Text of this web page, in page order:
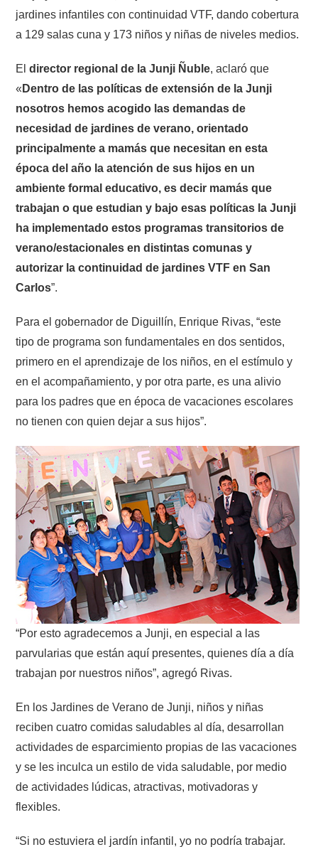
jardines infantiles con continuidad VTF, dando cobertura
a 129 salas cuna y 173 niños y niñas de niveles medios.
Eldirector regional de la Junji Ñuble, aclaró que
« Dentro de las políticas de extensión de la Junji
nosotros hemos acogido las demandas de
necesidad de jardines de verano, orientado
principalmente a mamás que necesitan en esta
época del año la atención de sus hijos en un
ambiente formal educativo, es decir mamás que
trabajan o que estudian y bajo esas políticas la Junji
ha implementado estos programas transitorios de
verano/estacionales en distintas comunas y
autorizar la continuidad de jardines VTF en San
Carlos”.
Para el gobernador de Diguillín, Enrique Rivas, “este
tipo de programa son fundamentales en dos sentidos,
primero en el aprendizaje de los niños, en el estímulo y
en el acompañamiento, y por otra parte, es una alivio
para los padres que en época de vacaciones escolares
no tienen con quien dejar a sus hijos”.
“Por esto agradecemos a Junji, en especial a las
parvularias que están aquí presentes, quienes día a día
trabajan por nuestros niños”, agregó Rivas.
En los Jardines de Verano de Junji, niños y niñas
reciben cuatro comidas saludables al día, desarrollan
actividades de esparcimiento propias de las vacaciones
y se les inculca un estilo de vida saludable, por medio
de actividades lúdicas, atractivas, motivadoras y
flexibles.
“Si no estuviera el jardín infantil, yo no podría trabajar.